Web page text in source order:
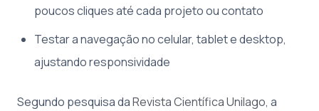
poucos cliques até cada projeto ou contato
Testar a navegação no celular, tablet e desktop,
ajustando responsividade
Segundo pesquisa daRevista Científica Unilago, a